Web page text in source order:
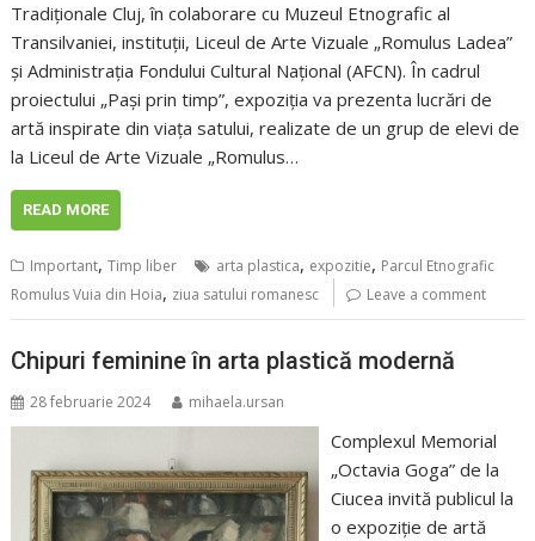
Tradiționale Cluj, în colaborare cu Muzeul Etnografic al
Transilvaniei, instituții, Liceul de Arte Vizuale „Romulus Ladea”
și Administrația Fondului Cultural Național (AFCN). În cadrul
proiectului „Pași prin timp”, expoziția va prezenta lucrări de
artă inspirate din viața satului, realizate de un grup de elevi de
la Liceul de Arte Vizuale „Romulus…
READ MORE
Important,Timp liber arta plastica, expozitie, Parcul Etnografic
Romulus Vuia din Hoia, ziua satului romanesc Leave a comment
Chipuri feminine în arta plastică modernă
28 februarie 2024 mihaela.ursan
Complexul Memorial
„Octavia Goga” de la
Ciucea invită publicul la
o expoziție de artă